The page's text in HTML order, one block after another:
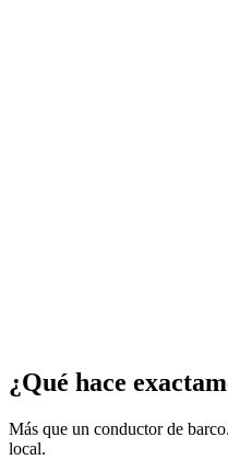
¿Qué hace
Más que un conductor de
local.